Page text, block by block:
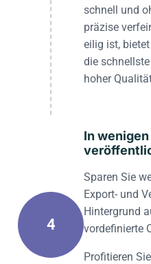
schnell und
präzise
eilig ist,
die
hoher
4
In
Sparen Sie
Export- und
Hintergrund
vordefinierte
Profitieren